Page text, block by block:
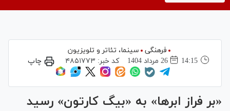
فرهنگی
سینما،‌ تئاتر و تلویزیون
14:15
26 مرداد 1404 کد خبر: ۴۸۵۱۷۷۳ چاپ
«بر فراز ابرها» به «بیگ کارتون» رسید